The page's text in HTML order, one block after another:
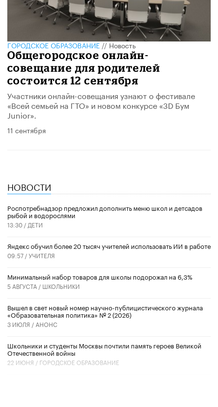
ГОРОДСКОЕ ОБРАЗОВАНИЕ//Новость
Общегородское онлайн-
совещание для родителей
состоится 12 сентября
Участники онлайн-совещания узнают о фестивале
«Всей семьей на ГТО» и новом конкурсе «3D Бум
Junior».
11 сентября
НОВОСТИ
Роспотребнадзор предложил дополнить меню школ и детсадов
рыбой и водорослями
13:30 / ДЕТИ
​Яндекс обучил более 20 тысяч учителей использовать ИИ в работе
09:57 /УЧИТЕЛЯ
Минимальный набор товаров для школы подорожал на 6,3%
5 АВГУСТА / ШКОЛЬНИКИ
Вышел в свет новый номер научно-публицистического журнала
«Образовательная политика» № 2 (2026)
3 ИЮЛЯ / АНОНС
Школьники и студенты Москвы почтили память героев Великой
Отечественной войны
22 ИЮНЯ / ГОРОДСКОЕ ОБРАЗОВАНИЕ